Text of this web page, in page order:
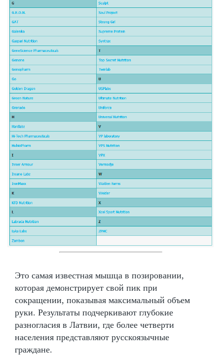
Это самая известная мышца в позировании,
которая демонстрирует свой пик при
сокращении, показывая максимальный объем
руки. Результаты подчеркивают глубокие
разногласия в Латвии, где более четверти
населения представляют русскоязычные
граждане.